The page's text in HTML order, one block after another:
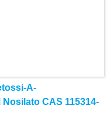
Α-
Nosilato CAS 115314-